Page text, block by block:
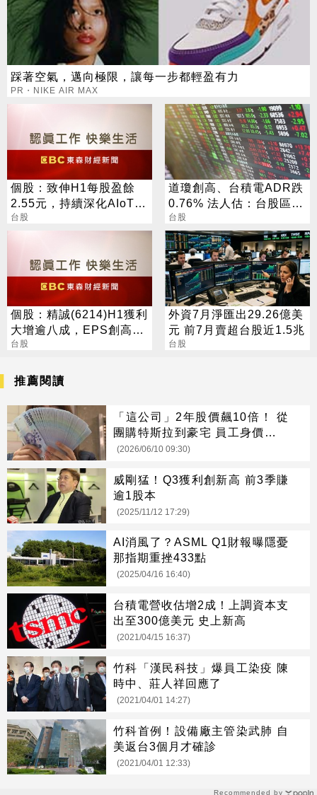
踩著空氣，邁向極限，讓每一步都輕盈有力
PR・NIKE AIR MAX
個股：致伸H1每股盈餘
2.55元，持續深化AIoT、
AI智慧監控、機器人與車
台股
道瓊創高、台積電ADR跌
0.76% 法人估：台股區間
震盪
台股
個股：精誠(6214)H1獲利
大增逾八成，EPS創高達
6.15元，H2強攻AI與全球
台股
外資7月淨匯出29.26億美
元 前7月賣超台股近1.5兆
台股
Recommended by
推薦閱讀
「這公司」2年股價飆10倍！ 從
團購特斯拉到豪宅 員工身價暴漲
曾掀離職潮
(2026/06/10 09:30)
威剛猛！Q3獲利創新高 前3季賺
逾1股本
(2025/11/12 17:29)
AI消風了？ASML Q1財報曝隱憂
那指期重挫433點
(2025/04/16 16:40)
台積電營收估增2成！上調資本支
出至300億美元 史上新高
(2021/04/15 16:37)
竹科「漢民科技」爆員工染疫 陳
時中、莊人祥回應了
(2021/04/01 14:27)
竹科首例！設備廠主管染武肺 自
美返台3個月才確診
(2021/04/01 12:33)